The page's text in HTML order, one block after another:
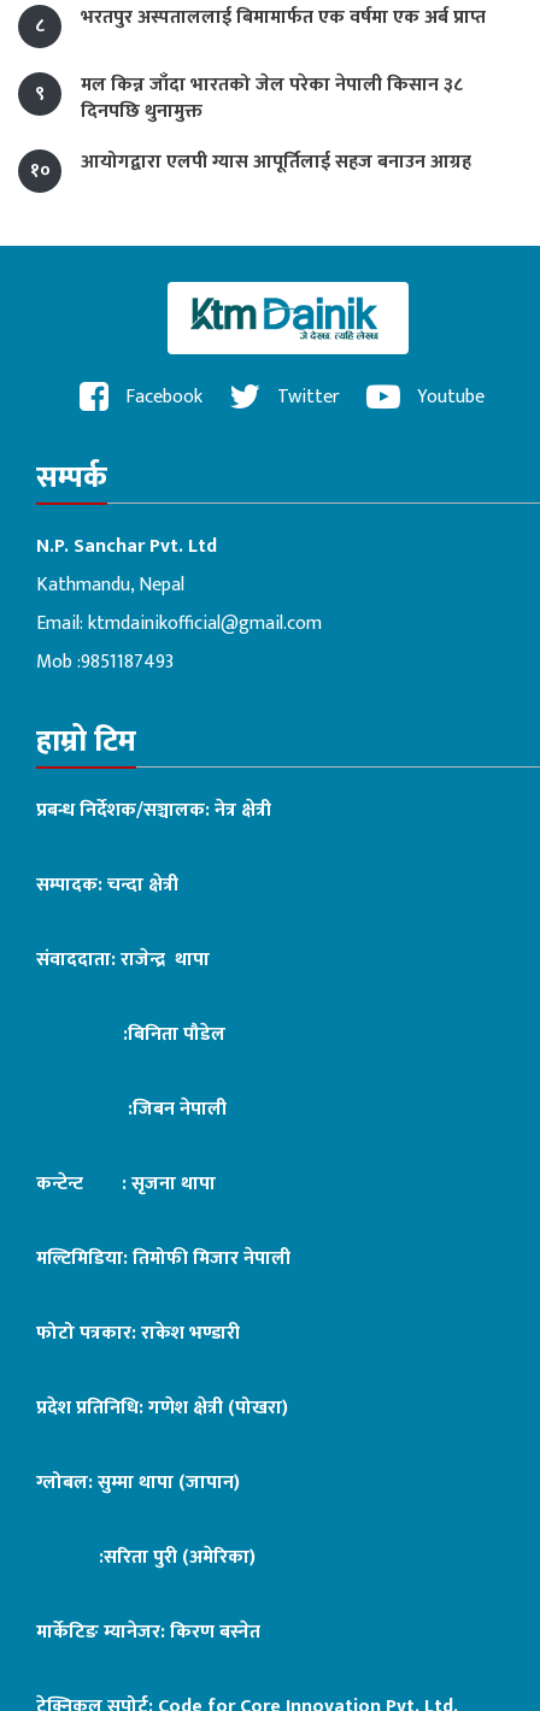
८ भरतपुर अस्पताललाई बिमामार्फत एक वर्षमा एक अर्ब प्राप्त
९
मल किन्न जाँदा भारतको जेल परेका नेपाली किसान ३८
दिनपछि थुनामुक्त
१०
आयोगद्वारा एलपी ग्यास आपूर्तिलाई सहज बनाउन आग्रह
Facebook Twitter Youtube
सम्पर्क
N.P. Sanchar Pvt. Ltd
Kathmandu, Nepal
Email:ktmdainikofficial@gmail.com
Mob :9851187493
हाम्रो टिम
प्रबन्ध निर्देशक/सञ्चालक: नेत्र क्षेत्री
सम्पादक: चन्दा क्षेत्री
संवाददाता: राजेन्द्र थापा
:बिनिता पौडेल
:जिबन नेपाली
कन्टेन्ट : सृजना थापा
मल्टिमिडिया: तिमोफी मिजार नेपाली
फोटो पत्रकार: राकेश भण्डारी
प्रदेश प्रतिनिधि: गणेश क्षेत्री (पोखरा)
ग्लोबल: सुम्मा थापा (जापान)
:सरिता पुरी (अमेरिका)
मार्केटिङ म्यानेजर: किरण बस्नेत